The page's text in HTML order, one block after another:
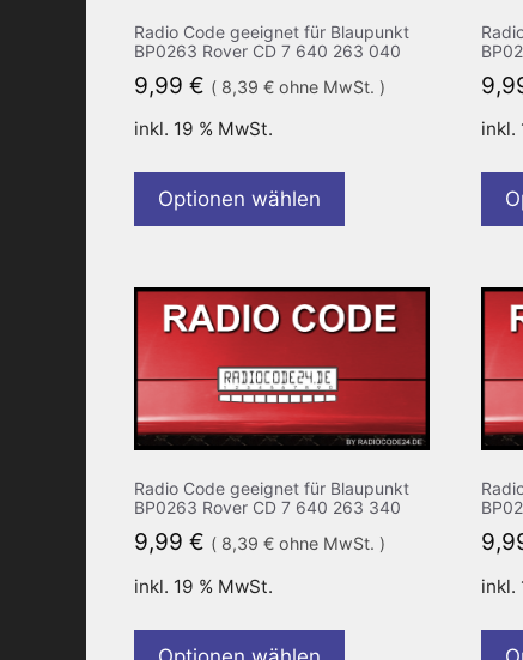
Radio Code geeignet für Blaupunkt
BP0263 Rover CD 7 640 263 040
9,99 € ( 8,39 € ohne MwSt. )
inkl. 19 % MwSt.
Optionen wählen
inkl.
Radio Code geeignet für Blaupunkt
BP0263 Rover CD 7 640 263 340
9,99 € ( 8,39 € ohne MwSt. )
inkl. 19 % MwSt. inkl.